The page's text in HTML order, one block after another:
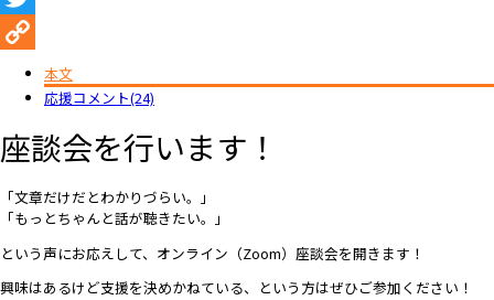
Twitter
Copy
本文
応援コメント(24)
座談会を行います！
「文章だけだとわかりづらい。」
「もっとちゃんと話が聴きたい。」
という声にお応えして、オンライン（Zoom）座談会を開きます！
興味はあるけど支援を決めかねている、という方はぜひご参加ください！